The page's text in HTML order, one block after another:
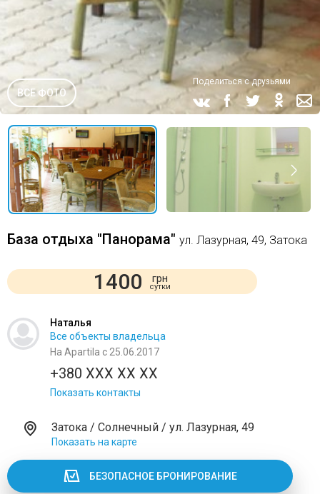
ВСЕ ФОТО
Поделиться с друзьями
База отдыха "Панорама" ул. Лазурная, 49, Затока
1400 грн
сутки
Наталья
Все объекты владельца
На Apartila с 25.06.2017
+380 XXX XX XX
Показать контакты
Затока / Солнечный / ул. Лазурная, 49
Показать на карте
БЕЗОПАСНОЕ БРОНИРОВАНИЕ